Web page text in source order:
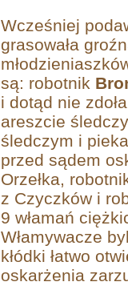
Wcześniej
grasowała
są: robotnik
i dotąd nie
areszcie
śledczym i
przed sądem
Orzełka,
z Czyczków i
9 włamań
Włamywacze
kłódki łatwo
oskarżenia